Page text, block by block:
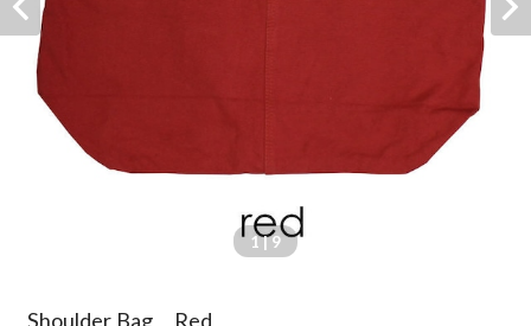
1| 9
Shoulder Bag Red